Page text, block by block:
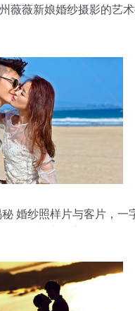
薇薇新娘婚纱摄影的艺
婚纱照样片与客片，一